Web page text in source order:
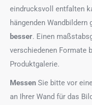
eindrucksvoll entfalten
hängenden Wandbildern
besser. Einen
verschiedenen Formate
Produktgalerie.
Messen Sie bitte vor
an Ihrer Wand für das